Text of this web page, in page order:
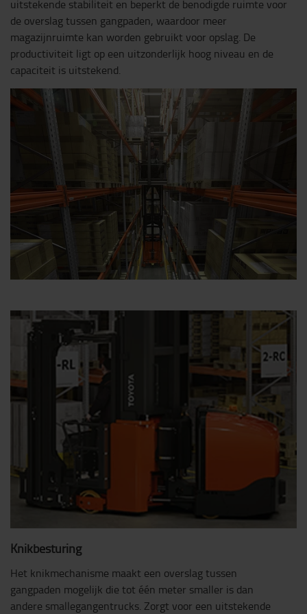
uitstekende stabiliteit en beperkt de benodigde ruimte voor
de overslag tussen gangpaden, waardoor meer
magazijnruimte kan worden gebruikt voor opslag. De
productiviteit ligt op een uitzonderlijk hoog niveau en de
capaciteit is uitstekend.
Knikbesturing
Het knikmechanisme maakt een overslag tussen
gangpaden mogelijk die tot één meter smaller is dan
andere smallegangentrucks. Zorgt voor een uitstekende